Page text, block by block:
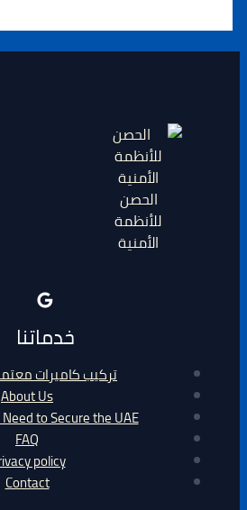
تركيب كاميرات معتمدة في دبي
You Need to Secure the UAE
Privacy policy